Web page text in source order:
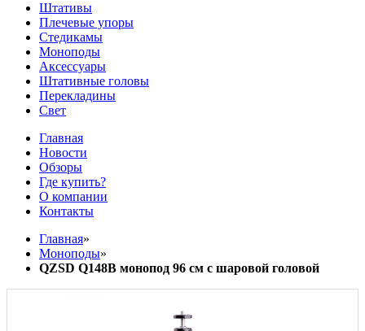
Штативы
Плечевые упоры
Стедикамы
Моноподы
Аксессуары
Штативные головы
Перекладины
Свет
Главная
Новости
Обзоры
Где купить?
О компании
Контакты
Главная»
Моноподы»
QZSD Q148B монопод 96 см с шаровой головой